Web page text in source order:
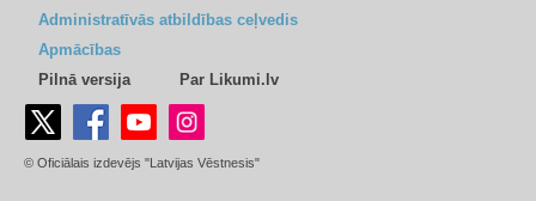
Administratīvās atbildības ceļvedis
Apmācības
Pilnā versija
Par Likumi.lv
© Oficiālais izdevējs "Latvijas Vēstnesis"